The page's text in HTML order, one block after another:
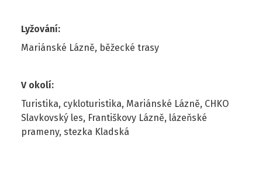
Lyžování:
Mariánské Lázně, běžecké trasy
V okolí:
Turistika, cykloturistika, Mariánské Lázně, CHKO
Slavkovský les, Františkovy Lázně, lázeňské
prameny, stezka Kladská